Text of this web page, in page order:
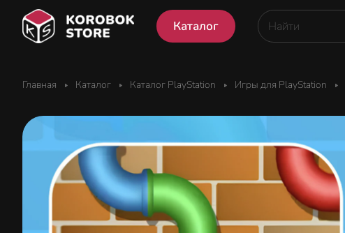
Каталог
Главная Каталог Каталог PlayStation Игры для PlayStation